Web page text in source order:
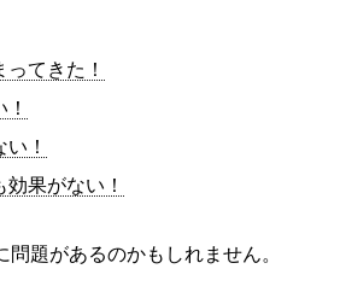
てきた！
！
果がない！
問題があるのかもしれません。